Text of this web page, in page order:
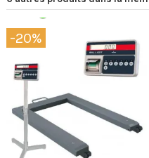
-20%
Expédition 48/72h